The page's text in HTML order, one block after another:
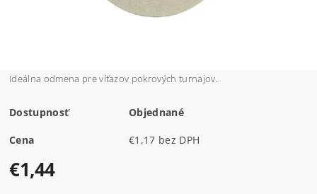
Ideálna odmena pre víťazov pokrových turnajov.
Dostupnosť Objednané
Cena €1,17 bez DPH
€1,44